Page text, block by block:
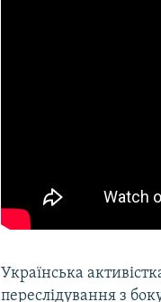
Українська
переслідування з